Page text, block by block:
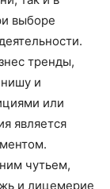
выборе
тренды,
и
или
является
чутьем,
и лицемерие